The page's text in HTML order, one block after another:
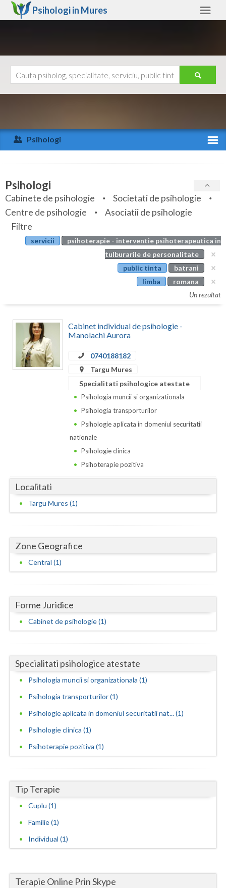
Psihologi in Mures
Arad
Arges
Bihor
Bistrita-Nasaud
Botosani
Calarasi
Caras-Severin
Giurgiu
Gorj
Hunedoara
Iasi
Ilfov
Mehedinti
Mures
Neamt
Olt
Salaj
Sibiu
Suceava
Teleorman
Tulcea
Ajutor
Psihologi
Specialitati
Servicii
Articole
Evenimente
Psihologi
Cabinete de psihologie
Societati de psihologie
Centre de psihologie
Asociatii de psihologie
Filtre
servicii
psihoterapie - interventie psihoterapeutica in
tulburarile de personalitate
public tinta
batrani
limba
romana
Un rezultat
Cabinet individual de psihologie -
Manolachi Aurora
0740188182
Targu Mures
Specialitati psihologice atestate
Psihologia muncii si organizationala
Psihologia transporturilor
Psihologie aplicata in domeniul securitatii
nationale
Psihologie clinica
Psihoterapie pozitiva
Localitati
Targu Mures (1)
Zone Geografice
Central (1)
Forme Juridice
Cabinet de psihologie (1)
Specialitati psihologice atestate
Psihologia muncii si organizationala (1)
Psihologia transporturilor (1)
Psihologie aplicata in domeniul securitatii nat... (1)
Psihologie clinica (1)
Psihoterapie pozitiva (1)
Tip Terapie
Cuplu (1)
Familie (1)
Individual (1)
Terapie Online Prin Skype